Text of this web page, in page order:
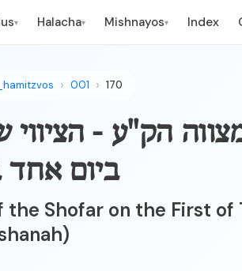
▾ Halacha▾ Mishnayos▾ Index
001 170
המצווה הק"ע -
ביום
Shofar on the First of